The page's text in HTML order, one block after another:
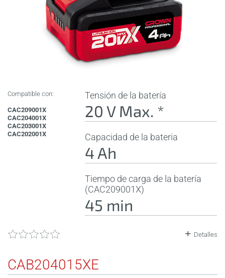
Compatible con:
CAC209001X
CAC204001X
CAC203001X
CAC202001X
Tensión de la batería
20 V Max. *
Capacidad de la bateria
4 Ah
Tiempo de carga de la batería
(CAC209001X)
45 min
Detalles
CAB204015XE